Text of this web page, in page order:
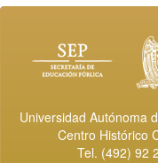
Universidad Autónoma
Centro Histórico
Tel. (492) 92